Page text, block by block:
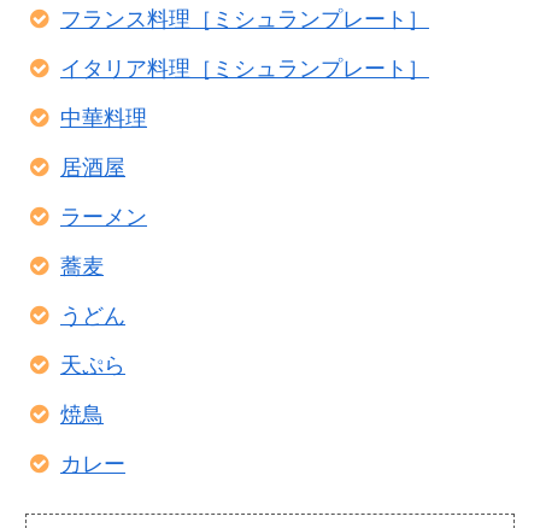
フランス料理［ミシュランプレート］
イタリア料理［ミシュランプレート］
中華料理
居酒屋
ラーメン
蕎麦
うどん
天ぷら
焼鳥
カレー